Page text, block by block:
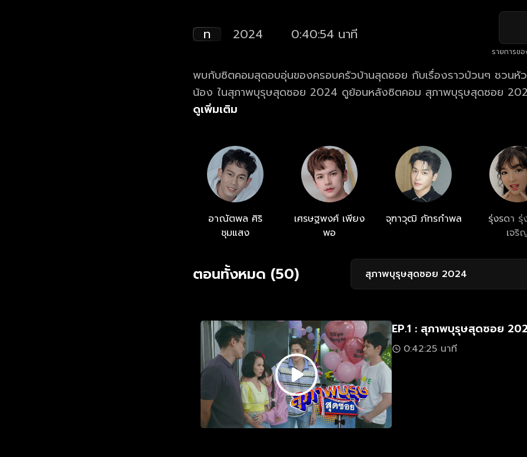
ท 2024 0:40:54 นาที
รายการข
พบกับซิตคอมสุดอบอุ่นของครอบครัวบ้านสุดซอย กับเรื่องราวป่วนๆ ชวนหั
น้อง ในสุภาพบุรุษสุดซอย 2024 ดูย้อนหลังซิตคอม สุภาพบุรุษสุดซอย 2024 ตอนล่าสุด
ฟรี! ที่แรก ที่เดียว ทุกวันเสาร์ เวลา 19.55 น. ทางเว็บไซต์และแอปฯ
ดูเพิ่มเติม
อาณัตพล ศิริ
ชุมแสง
เศรษฐพงศ์ เพียง
พอ
จุฑาวุฒิ ภัทรกำพล
รุ่งรดา
เจริ
ตอนทั้งหมด (50) สุภาพบุรุษสุดซอย 2024
EP.1 : สุภาพบุรุษสุดซอย
0:42:25 นาที